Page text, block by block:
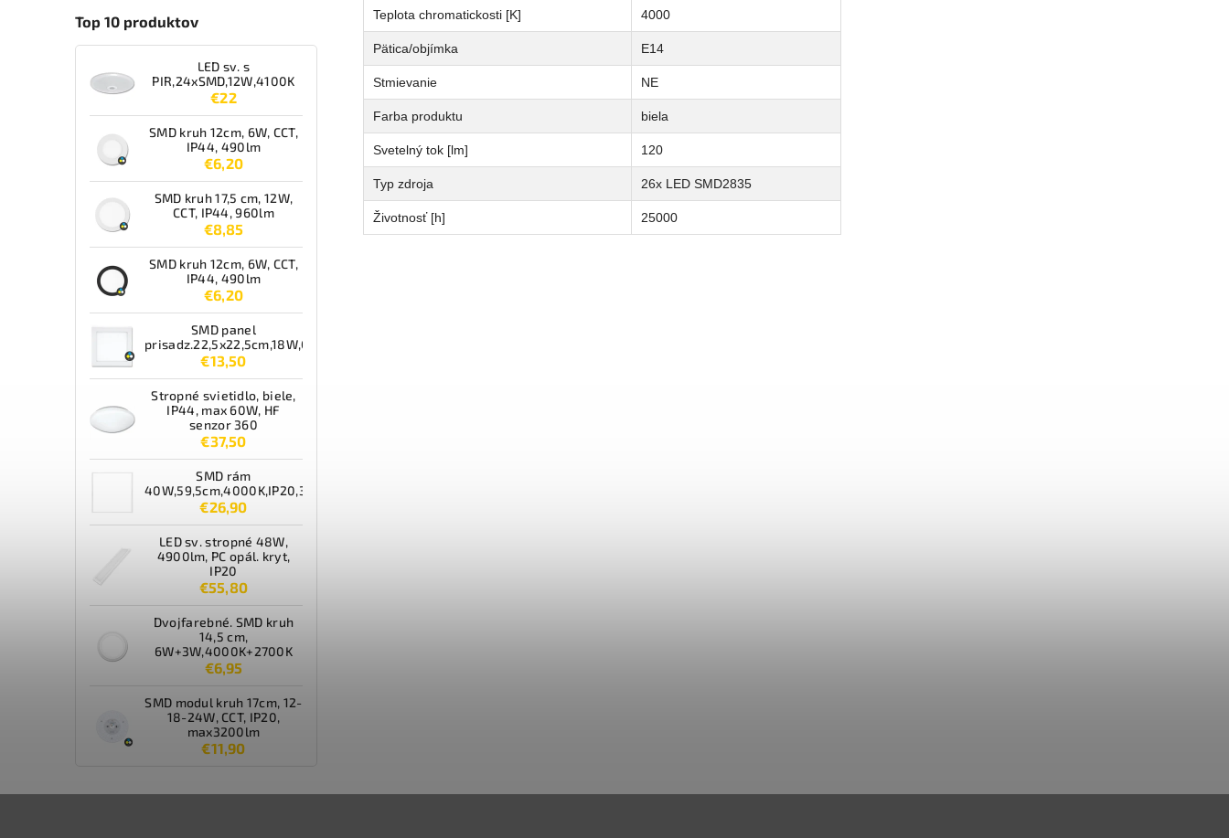
Top 10 produktov
LED sv. s
PIR,24xSMD,12W,4100K
€22
SMD kruh 12cm, 6W, CCT,
IP44, 490lm
€6,20
SMD kruh 17,5 cm, 12W,
CCT, IP44, 960lm
€8,85
SMD kruh 12cm, 6W, CCT,
IP44, 490lm
€6,20
SMD panel
prisadz.22,5x22,5cm,18W,CCT,IP44,1550lm
€13,50
Stropné svietidlo, biele,
IP44, max 60W, HF
senzor 360
€37,50
SMD rám
40W,59,5cm,4000K,IP20,3600lm,biely
€26,90
LED sv. stropné 48W,
4900lm, PC opál. kryt,
IP20
€55,80
Dvojfarebné. SMD kruh
14,5 cm,
6W+3W,4000K+2700K
€6,95
SMD modul kruh 17cm, 12-
18-24W, CCT, IP20,
max3200lm
€11,90
Teplota chromatickosti [K] 4000
Pätica/objímka E14
Stmievanie NE
Farba produktu biela
Svetelný tok [lm] 120
Typ zdroja 26x LED SMD2835
Životnosť [h] 25000